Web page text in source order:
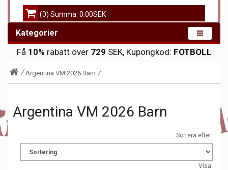
(0) Summa: 0.00SEK
Kategorier
Få 10% rabatt över 729 SEK, Kupongkod: FOTBOLL
Argentina VM 2026 Barn
Argentina VM 2026 Barn
Sortera efter:
Visa: